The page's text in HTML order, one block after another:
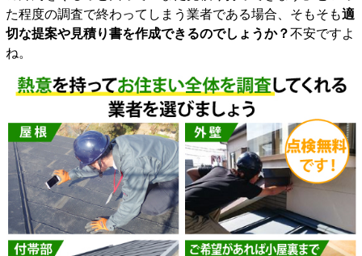
た程度の調査で終わってしまう業者である場合、そもそも適
切な提案や見積り書を作成できるのでしょうか？不安ですよ
ね。